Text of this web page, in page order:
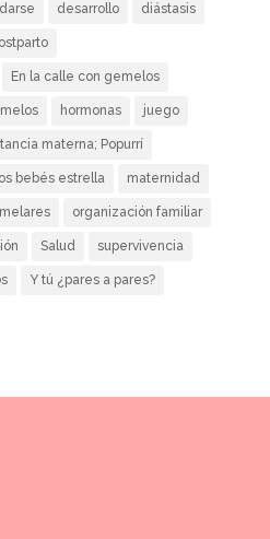
desarrollo diástasis
En la calle con gemelos
hormonas juego
materna; Popurrí
bebés estrella maternidad
organización familiar
Salud supervivencia
Y tú ¿pares a pares?